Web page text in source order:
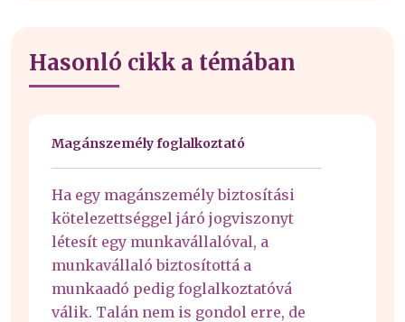
Hasonló cikk a témában
Magánszemély foglalkoztató
Ha egy magánszemély biztosítási
kötelezettséggel járó jogviszonyt
létesít egy munkavállalóval, a
munkavállaló biztosítottá a
munkaadó pedig foglalkoztatóvá
válik. Talán nem is gondol erre, de